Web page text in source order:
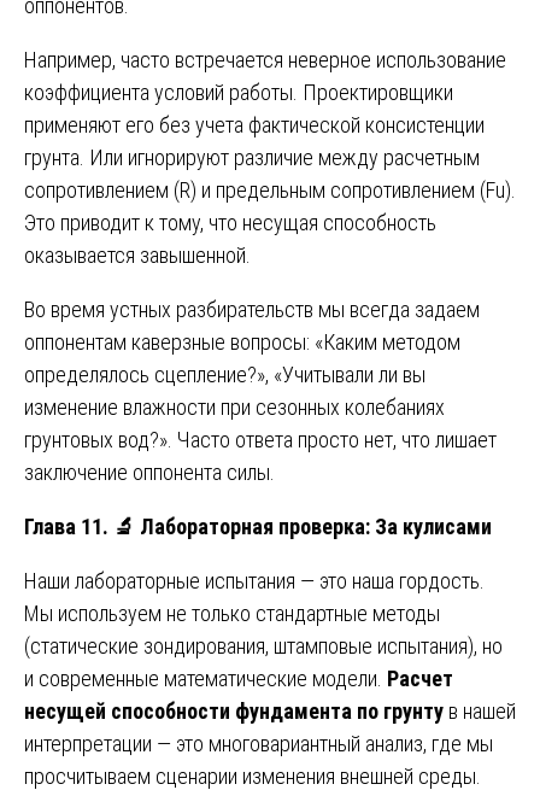
оппонентов.
Например, часто встречается неверное использование
коэффициента условий работы. Проектировщики
применяют его без учета фактической консистенции
грунта. Или игнорируют различие между расчетным
сопротивлением (R) и предельным сопротивлением (Fu).
Это приводит к тому, что несущая способность
оказывается завышенной.
Во время устных разбирательств мы всегда задаем
оппонентам каверзные вопросы: «Каким методом
определялось сцепление?», «Учитывали ли вы
изменение влажности при сезонных колебаниях
грунтовых вод?». Часто ответа просто нет, что лишает
заключение оппонента силы.
Глава 11. 🔬 Лабораторная проверка: За кулисами
Наши лабораторные испытания — это наша гордость.
Мы используем не только стандартные методы
(статические зондирования, штамповые испытания), но
и современные математические модели. Расчет
несущей способности фундамента по грунту в нашей
интерпретации — это многовариантный анализ, где мы
просчитываем сценарии изменения внешней среды.